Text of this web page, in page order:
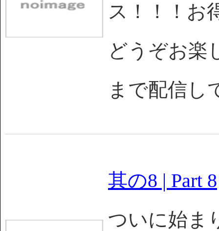
ス！！！お
どうぞお楽
まで配信
其の8 | Part 8
ついに始ま